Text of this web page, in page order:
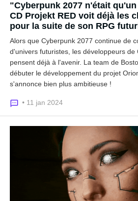
"Cyberpunk 2077 n'était
CD Projekt RED voit déjà les
pour la suite de son RPG
Alors que Cyberpunk 2077 continue de
d'univers futuristes, les développeurs de
pensent déjà à l'avenir. La team de
débuter le développement du projet
s'annonce bien plus ambitieuse !
• 11 jan 2024